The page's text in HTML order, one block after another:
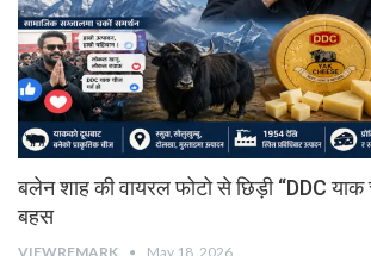
बलेन शाह की वायरल फोटो से छिड़ी “DDC याक
बहस
VIEWREMARK May 18, 2026